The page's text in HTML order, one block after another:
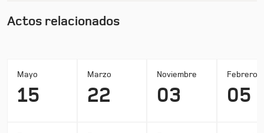
Actos relacionados
Mayo
15
Marzo
22
Noviembre
03
Febrero
05